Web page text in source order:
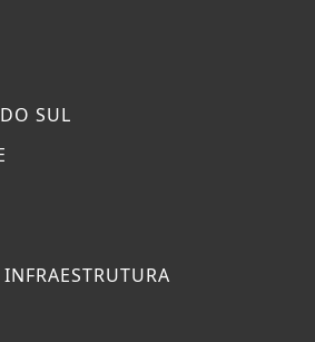
SUL